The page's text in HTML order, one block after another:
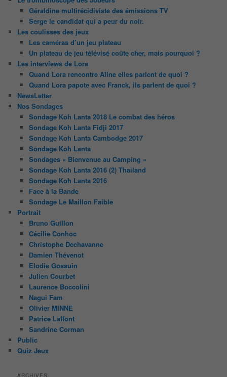
Géraldine multirécidiviste des émissions TV
Serge le candidat qui a peur du noir.
Les coulisses des jeux
Les caméras d’un jeu plateau
Un plateau de jeu télévisé coûte cher, mais pourquoi ?
Les interviews de Lora
Quand Lora rencontre Aline elles parlent de quoi ?
Quand Lora papote avec Franck, ils parlent de quoi ?
NewsLetter
Nos Sondages
Sondage Koh Lanta 2018 Le combat des héros
Sondage Koh Lanta Fidji 2017
Sondage Koh Lanta Cambodge 2017
Sondage Koh Lanta
Sondages « Bienvenue au Camping »
Sondage Koh Lanta 2016 (2) Thailand
Sondage Koh Lanta 2016
Face à la Bande
Sondage Le Maillon Faible
Portrait
Bruno Guillon
Cécilie Conhoc
Christophe Dechavanne
Damien Thévenot
Elodie Gossuin
Julien Courbet
Laurence Boccolini
Nagui Fam
Olivier MINNE
Patrice Laffont
Sandrine Corman
Public
Quiz Jeux
ARCHIVES